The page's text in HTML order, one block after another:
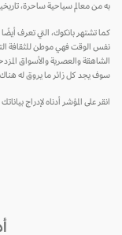
به من معالم سياحية ساحرة،
كما تشتهر بانكوك، التي تعرف أيضًا
نفس الوقت فهي موطن للثقافة
الشاهقة والعصرية والأسواق
سوف يجد كل زائر ما يروق له هناك.
انقر على المؤشر أدناه لإدراج بياناتك